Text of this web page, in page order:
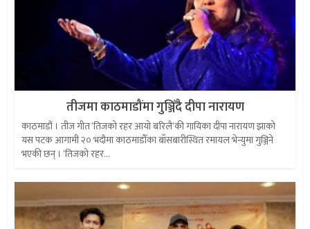
तीजमा काठमाडौंमा गुञ्जिँदै दीपा नारायण
काठमाडौं । तीज गीत ‘तिजको रहर आयो बरिलै‘की गायिका दीपा नारायण झाको
यस पटक आगामी २० भदौमा काठमाडौँका बाँसबारीस्थित रमायल भेन्युमा गुञ्जिने
भएकी छन् । ‘तिजको रहर...